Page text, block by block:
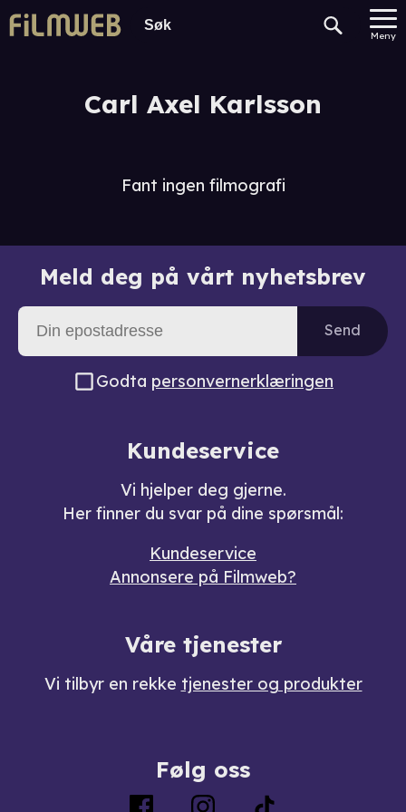
Meny
Carl Axel Karlsson
Fant ingen filmografi
Meld deg på vårt nyhetsbrev
Send
Godta personvernerklæringen
Kundeservice
Vi hjelper deg gjerne.
Her finner du svar på dine spørsmål:
Kundeservice
Annonsere på Filmweb?
Våre tjenester
Vi tilbyr en rekke tjenester og produkter
Følg oss